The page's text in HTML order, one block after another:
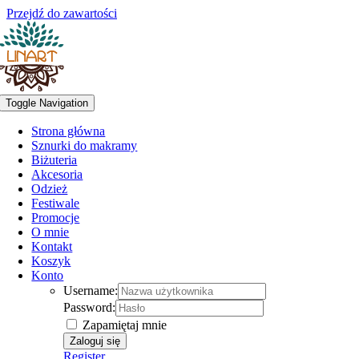
Przejdź do zawartości
Toggle Navigation
Strona główna
Sznurki do makramy
Biżuteria
Akcesoria
Odzież
Festiwale
Promocje
O mnie
Kontakt
Koszyk
Konto
Username:
Password:
Zapamiętaj mnie
Register